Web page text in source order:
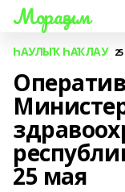
Мораҙым
ҺАУЛЫҠ ҺАҠЛАУ
25 мая